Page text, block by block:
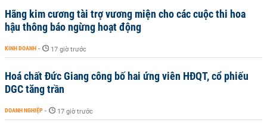
Hãng kim cương tài trợ vương miện cho các cuộc thi hoa
hậu thông báo ngừng hoạt động
KINH DOANH - 17 giờ trước
Hoá chất Đức Giang công bố hai ứng viên HĐQT, cổ phiếu
DGC tăng trần
DOANH NGHIỆP - 17 giờ trước